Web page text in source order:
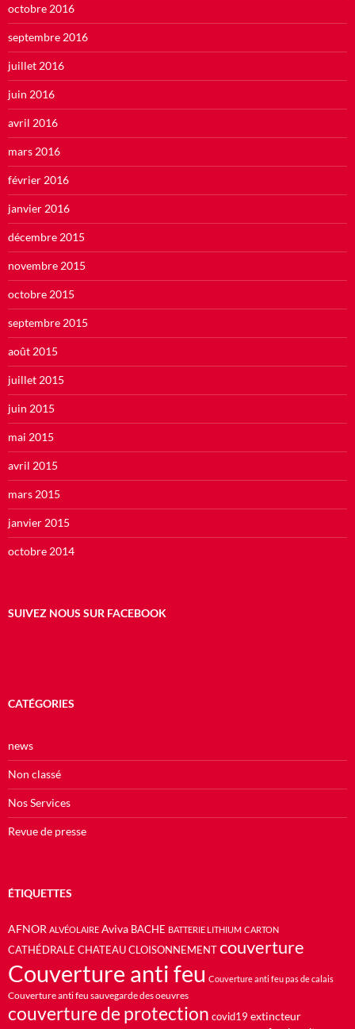
octobre 2016
septembre 2016
juillet 2016
juin 2016
avril 2016
mars 2016
février 2016
janvier 2016
décembre 2015
novembre 2015
octobre 2015
septembre 2015
août 2015
juillet 2015
juin 2015
mai 2015
avril 2015
mars 2015
janvier 2015
octobre 2014
SUIVEZ NOUS SUR FACEBOOK
CATÉGORIES
news
Non classé
Nos Services
Revue de presse
ÉTIQUETTES
AFNOR ALVÉOLAIRE Aviva BACHE BATTERIE LITHIUM CARTON
CATHÉDRALE CHATEAU CLOISONNEMENT couverture
Couverture anti feu Couverture anti feu pas de calais
Couverture anti feu sauvegarde des oeuvres
couverture de protection covid19 extincteur